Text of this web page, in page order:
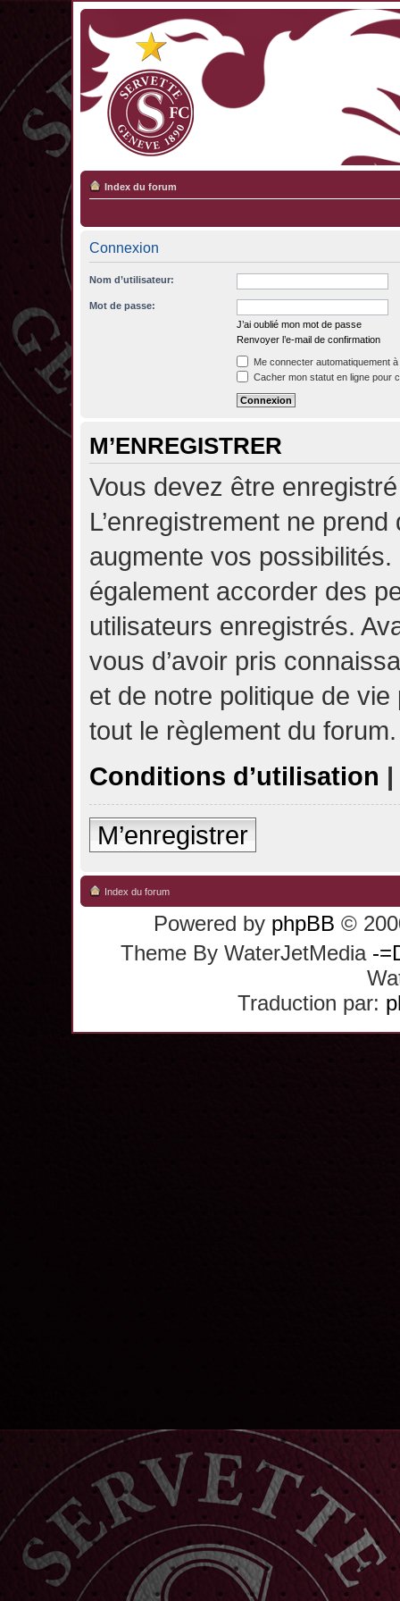
Index du forum
Connexion
Nom d’utilisateur:
Mot de passe:
J’ai oublié mon mot de passe
Renvoyer l’e-mail de confirmation
Me connecter automatiquement
Cacher mon statut en ligne pour
M’ENREGISTRER
Vous devez être
L’enregistrement ne
augmente vos possibilités.
également accorder des
utilisateurs enregistrés.
vous d’avoir pris
et de notre politique de
tout le règlement du forum.
Conditions d’utilisation |
M’enregistrer
Index du forum
Powered by phpBB ©
Theme By WaterJetMedia -
Traduction par: